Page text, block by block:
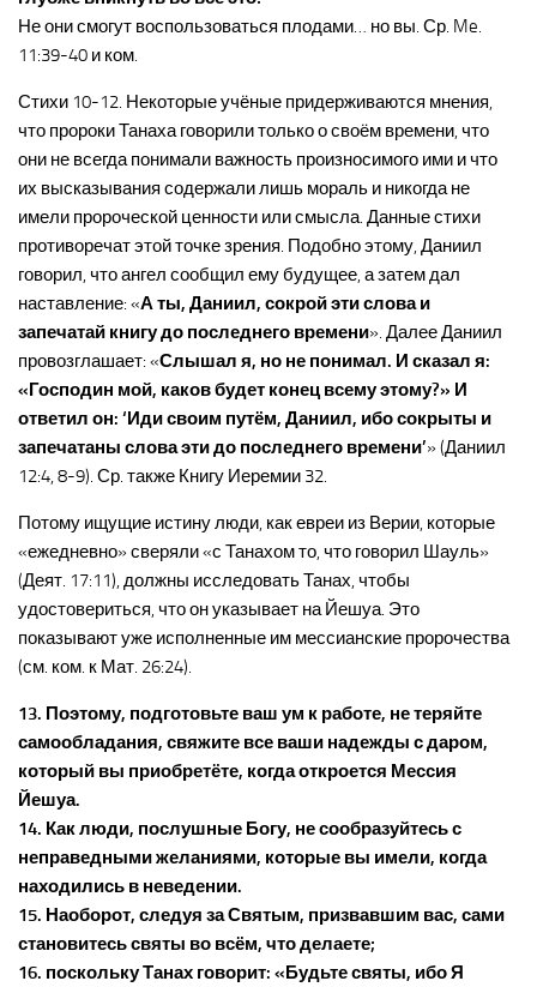
Не они смогут воспользоваться плодами… но вы. Ср. Me.
11:39-40 и ком.
Стихи 10-12. Некоторые учёные придерживаются мнения,
что пророки Танаха говорили только о своём времени, что
они не всегда понимали важность произносимого ими и что
их высказывания содержали лишь мораль и никогда не
имели пророческой ценности или смысла. Данные стихи
противоречат этой точке зрения. Подобно этому, Даниил
говорил, что ангел сообщил ему будущее, а затем дал
наставление: «А ты, Даниил, сокрой эти слова и
запечатай книгу до последнего времени». Далее Даниил
провозглашает: «Слышал я, но не понимал. И сказал я:
«Господин мой, каков будет конец всему этому?» И
ответил он: ‘Иди своим путём, Даниил, ибо сокрыты и
запечатаны слова эти до последнего времени’» (Даниил
12:4, 8-9). Ср. также Книгу Иеремии 32.
Потому ищущие истину люди, как евреи из Верии, которые
«ежедневно» сверяли «с Танахом то, что говорил Шауль»
(Деят. 17:11), должны исследовать Танах, чтобы
удостовериться, что он указывает на Йешуа. Это
показывают уже исполненные им мессианские пророчества
(см. ком. к Мат. 26:24).
13. Поэтому, подготовьте ваш ум к работе, не теряйте
самообладания, свяжите все ваши надежды с даром,
который вы приобретёте, когда откроется Мессия
Йешуа.
14. Как люди, послушные Богу, не сообразуйтесь с
неправедными желаниями, которые вы имели, когда
находились в неведении.
15. Наоборот, следуя за Святым, призвавшим вас, сами
становитесь святы во всём, что делаете;
16. поскольку Танах говорит: «Будьте святы, ибо Я